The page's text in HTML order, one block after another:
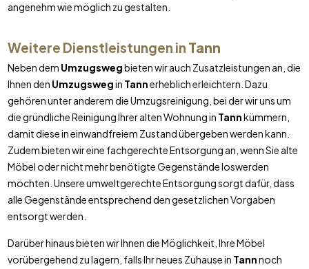
angenehm wie möglich zu gestalten.
Weitere Dienstleistungen in Tann
Neben dem Umzugswegbieten wir auch Zusatzleistungen an, die
Ihnen den Umzugswegin Tannerheblich erleichtern. Dazu
gehören unter anderem die Umzugsreinigung, bei der wir uns um
die gründliche Reinigung Ihrer alten Wohnung in Tannkümmern,
damit diese in einwandfreiem Zustand übergeben werden kann.
Zudem bieten wir eine fachgerechte Entsorgung an, wenn Sie alte
Möbel oder nicht mehr benötigte Gegenstände loswerden
möchten. Unsere umweltgerechte Entsorgung sorgt dafür, dass
alle Gegenstände entsprechend den gesetzlichen Vorgaben
entsorgt werden.
Darüber hinaus bieten wir Ihnen die Möglichkeit, Ihre Möbel
vorübergehend zu lagern, falls Ihr neues Zuhause in Tannnoch